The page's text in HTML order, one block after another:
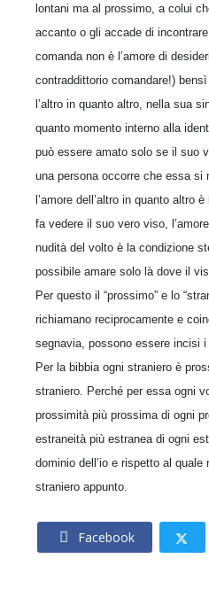
lontani ma al prossimo, a colui
accanto o gli accade di
comanda non è l’amore di
contraddittorio comandare!)
l’altro in quanto altro, nella sua
quanto momento interno alla
può essere amato solo se il suo
una persona occorre che essa si
l’amore dell’altro in quanto altro
fa vedere il suo vero viso,
nudità del volto è la condizione
possibile amare solo là dove il
Per questo il “prossimo” e lo
richiamano reciprocamente e
segnavia, possono essere incisi i
Per la bibbia ogni straniero è
straniero. Perché per essa ogni
prossimità più prossima di ogni
estraneità più estranea di ogni
dominio dell’io e rispetto al quale
straniero appunto.
Facebook